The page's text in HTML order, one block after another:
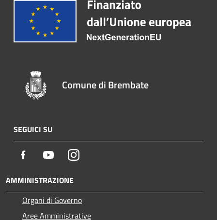
Comune di Brembate
SEGUICI SU
Facebook YoutubeInstagram
AMMINISTRAZIONE
Organi di Governo
Aree Amministrative